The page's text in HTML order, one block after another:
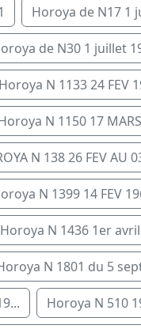
Horoya de N17 1
de N30 1 juillet
Horoya N 1133 24 FEV
N 1150 17
N 138 26 FEV AU
N 1399 14 FEV
Horoya N 1436 1er
N 1801 du 5
Horoya N 510